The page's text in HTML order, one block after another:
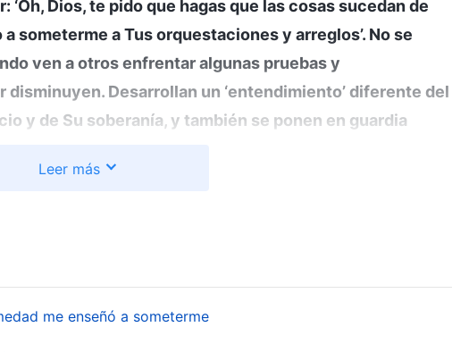
Dios, te pido que hagas que las cosas sucedan de
someterme a Tus orquestaciones y arreglos’. No se
ven a otros enfrentar algunas pruebas y
Desarrollan un ‘entendimiento’ diferente del
y de Su soberanía, y también se ponen en guardia
estados?(No).
y no tienes fe, te será difícil seguir a Dios hasta el fin,
desastres —ya sean naturales o provocados por el
la búsqueda de la verdad. Qué significa perseguir la verdad (11)).
está preparado para aceptar la gracia, las
Leer más
me enseñó a someterme